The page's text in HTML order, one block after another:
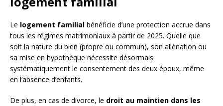
Le logement familial bénéficie d’une protection accrue dans
tous les régimes matrimoniaux à partir de 2025. Quelle que
soit la nature du bien (propre ou commun), son aliénation ou
sa mise en hypothèque nécessite désormais
systématiquement le consentement des deux époux, même
en l’absence d’enfants.
De plus, en cas de divorce, le droit au maintien dans les